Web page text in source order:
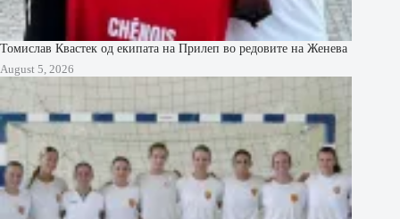
Томислав Квастек од екипата на Прилеп во редовите на Женева
August 5, 2026